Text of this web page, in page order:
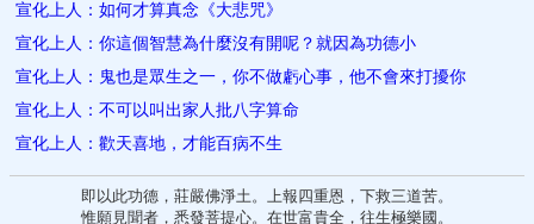
宣化上人：如何才算真念《大悲咒》
宣化上人：你這個智慧為什麼沒有開呢？就因為功德小
宣化上人：鬼也是眾生之一，你不做虧心事，他不會來打擾你
宣化上人：不可以叫出家人批八字算命
宣化上人：歡天喜地，才能百病不生
即以此功德，莊嚴佛淨土。上報四重恩，下救三道苦。
惟願見聞者，悉發菩提心。在世富貴全，往生極樂國。